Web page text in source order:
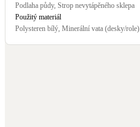
Podlaha půdy, Strop nevytápěného sklepa
Použitý materiál
Polysteren bílý, Minerální vata (desky/role)